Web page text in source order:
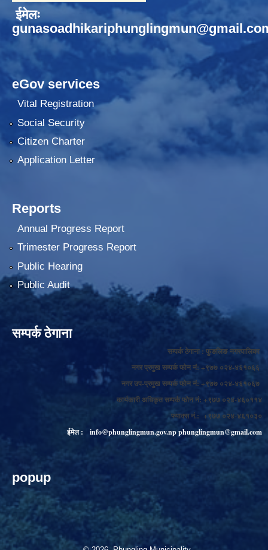
ईमेलः
eGov services
Vital Registration
Social Security
Citizen Charter
Application Letter
Reports
Annual Progress Report
Trimester Progress Report
Public Hearing
Public Audit
सम्पर्क ठेगाना
सम्पर्क ठेगाना : फुङलिङ नगरपालिका
नगर प्रमुख सम्पर्क फोन नं: +९७७ ०२४-४६१०६६
नगर उप-प्रमुख सम्पर्क फोन नं: +९७७ ०२४-४६१०६७
कार्यकारी अधिकृत सम्पर्क फोन नं: +९७७ ०२४-४६०११४
फ्याक्स नं.: +९७७ ०२४-४६१०३०
ईमेल :
info@phunglingmun.gov.npphunglingmun@gmail.com
popup